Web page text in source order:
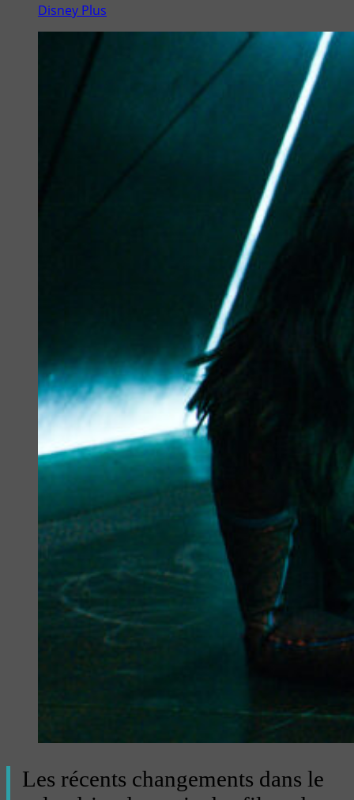
Disney Plus
Les récents changements dans le